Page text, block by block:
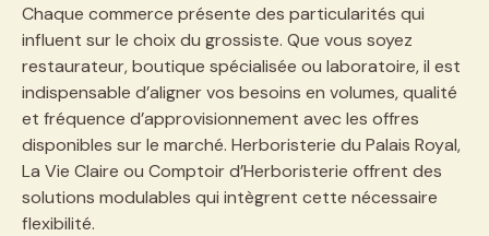
Chaque commerce présente des particularités qui
influent sur le choix du grossiste. Que vous soyez
restaurateur, boutique spécialisée ou laboratoire, il est
indispensable d’aligner vos besoins en volumes, qualité
et fréquence d’approvisionnement avec les offres
disponibles sur le marché. Herboristerie du Palais Royal,
La Vie Claire ou Comptoir d’Herboristerie offrent des
solutions modulables qui intègrent cette nécessaire
flexibilité.